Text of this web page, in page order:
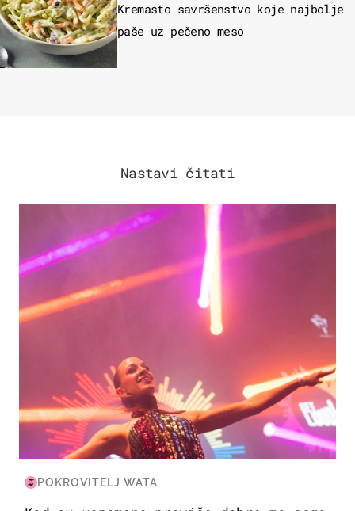
Kremasto savršenstvo koje najbolje
paše uz pečeno meso
Nastavi čitati
KULTURA & ZABAVA
POKROVITELJ WATA